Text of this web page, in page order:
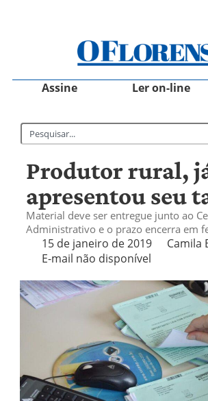
Assine Ler on-line
Produtor rural,
apresentou seu
Material deve ser entregue junto ao
Administrativo e o prazo encerra em
15 de janeiro de 2019
Camila
E-mail não disponível